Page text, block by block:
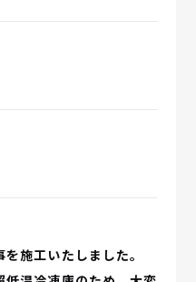
施工いたしました。